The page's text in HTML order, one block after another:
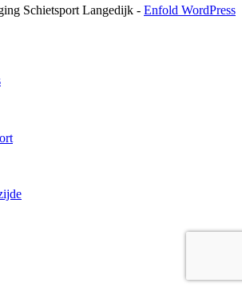
Schietsport Langedijk - Enfold WordPress